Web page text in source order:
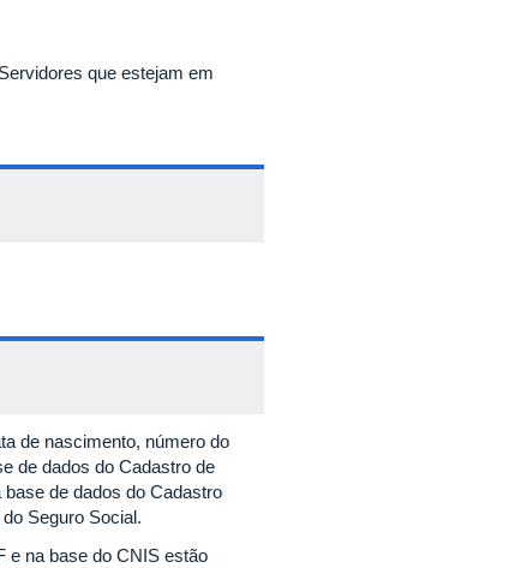
que estejam em
de nascimento, número do
de dados do Cadastro de
de dados do Cadastro
Seguro Social.
e na base do CNIS estão